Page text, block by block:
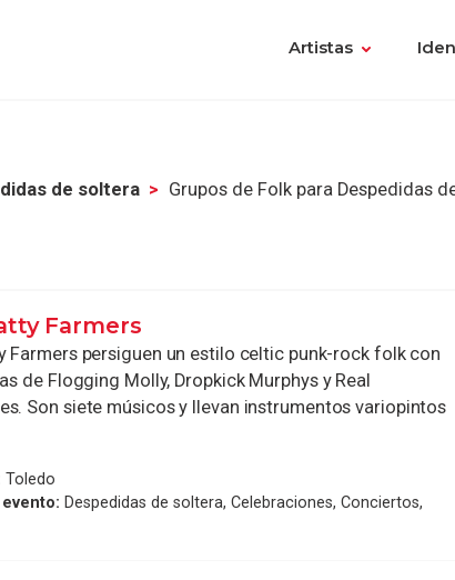
Artistas
de soltera Grupos de Folk para Despedidas
Farmers
Farmers persiguen un estilo celtic punk-rock folk con
de Flogging Molly, Dropkick Murphys y Real
Son siete músicos y llevan instrumentos variopintos
Toledo
Despedidas de soltera, Celebraciones, Conciertos,